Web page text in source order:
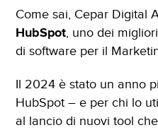
Come sai, Cepar Digital
HubSpot, uno dei
di software per il
Il 2024 è stato un anno
HubSpot – e per chi lo
al lancio di nuovi tool